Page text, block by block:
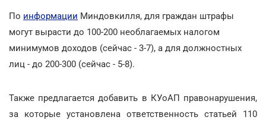
По информации Миндовкилля, для граждан штрафы
могут вырасти до 100-200 необлагаемых налогом
минимумов доходов (сейчас - 3-7), а для должностных
лиц - до 200-300 (сейчас - 5-8).
Также предлагается добавить в КУоАП правонарушения,
за которые установлена ответственность статьей 110